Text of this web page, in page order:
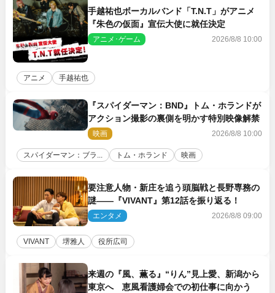
手越祐也ボーカルバンド「T.N.T」がアニメ
『朱色の仮面』宣伝大使に就任決定
アニメ･ゲーム 2026/8/8 10:00
アニメ 手越祐也
『スパイダーマン：BND』トム・ホランドが
アクション撮影の裏側を明かす特別映像解禁
映画 2026/8/8 10:00
スパイダーマン：ブラ... トム・ホランド 映画
要注意人物・新庄を追う頭脳戦と長野専務の
謎――『VIVANT』第12話を振り返る！
エンタメ 2026/8/8 09:00
VIVANT 堺雅人 役所広司
来週の『風、薫る』“りん”見上愛、新潟から
東京へ 恵風看護婦会での初仕事に向かう